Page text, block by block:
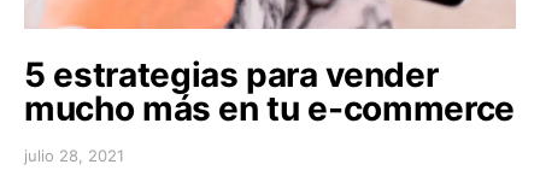
5 estrategias para vender
mucho más en tu e-commerce
julio 28, 2021